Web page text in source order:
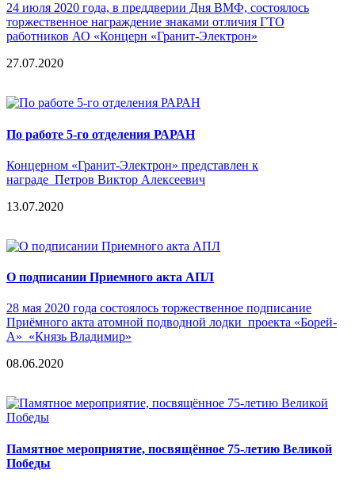
24 июля 2020 года, в преддверии Дня ВМФ, состоялось
торжественное награждение знаками отличия ГТО
работников АО «Концерн «Гранит-Электрон»
27.07.2020
По работе 5-го отделения РАРАН
Концерном «Гранит-Электрон» представлен к
награде Петров Виктор Алексеевич
13.07.2020
О подписании Приемного акта АПЛ
28 мая 2020 года состоялось торжественное подписание
Приёмного акта атомной подводной лодки проекта «Борей-
А» «Князь Владимир»
08.06.2020
Памятное мероприятие, посвящённое 75-летию Великой
Победы